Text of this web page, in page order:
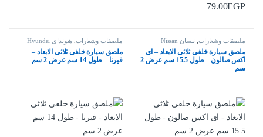
79.00EGP
ملصقات وشعارات نيسان Nissan
ملصق سيارة خلفى ثلاثى الابعاد – اى
اكس صالون – طول 15.5 سم عرض 2
سم
ملصقات وشعارات هيونداى Hyundai
ملصق سيارة خلفى ثلاثى الابعاد –
فيرنا – طول 14 سم عرض 2 سم